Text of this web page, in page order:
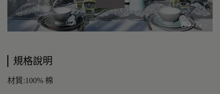
規格說明
材質:100% 棉